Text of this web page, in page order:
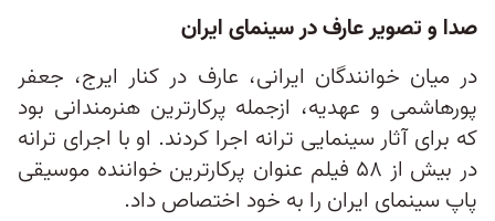
صدا و تصویر عارف در سینمای ایران
در میان خوانندگان ایرانی، عارف در کنار ایرج، جعفر
پورهاشمی و عهدیه، ازجمله پرکارترین هنرمندانی بود
که برای آثار سینمایی ترانه اجرا کردند. او با اجرای ترانه
در بیش از ۵۸ فیلم عنوان پرکارترین خواننده موسیقی
پاپ سینمای ایران را به خود اختصاص داد.